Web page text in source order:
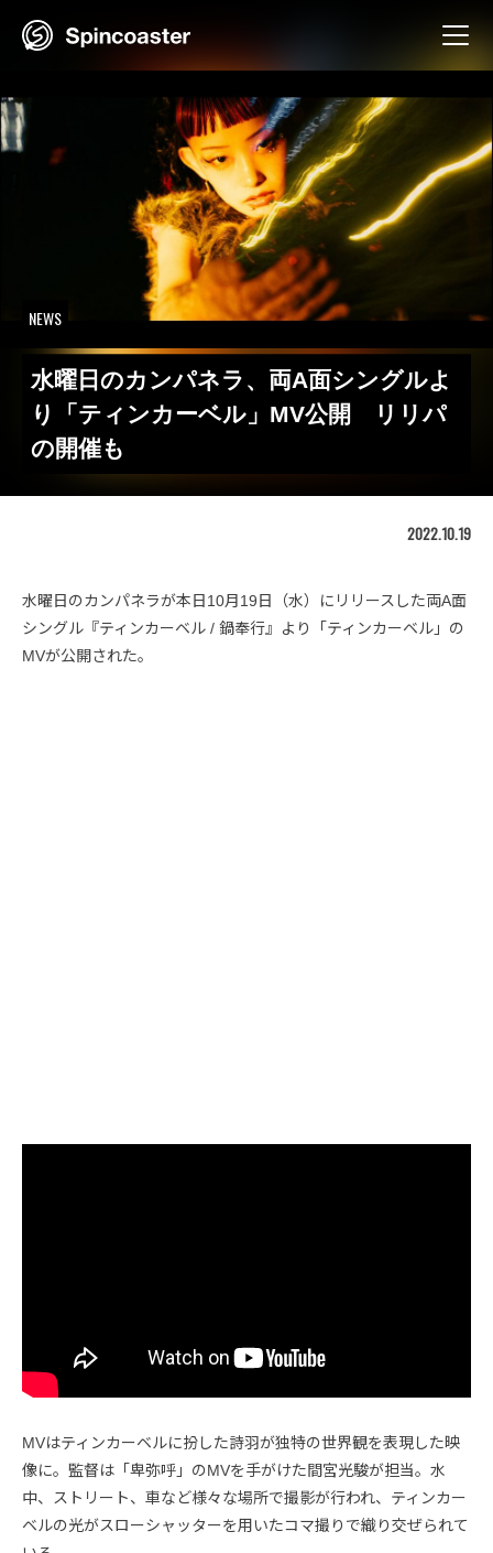
NEWS
水曜日のカンパネラ、両A面シングルよ
り「ティンカーベル」MV公開 リリパ
の開催も
2022.10.19
水曜日のカンパネラが本日10月19日（水）にリリースした両A面
シングル『ティンカーベル / 鍋奉行』より「ティンカーベル」の
MVが公開された。
MVはティンカーベルに扮した詩羽が独特の世界観を表現した映
像に。監督は「卑弥呼」のMVを手がけた間宮光駿が担当。水
中、ストリート、車など様々な場所で撮影が行われ、ティンカー
ベルの光がスローシャッターを用いたコマ撮りで織り交ぜられて